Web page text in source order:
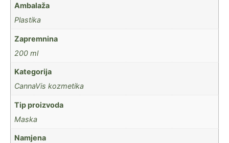
Ambalaža
Plastika
Zapremnina
200 ml
Kategorija
CannaVis kozmetika
Tip proizvoda
Maska
Namjena